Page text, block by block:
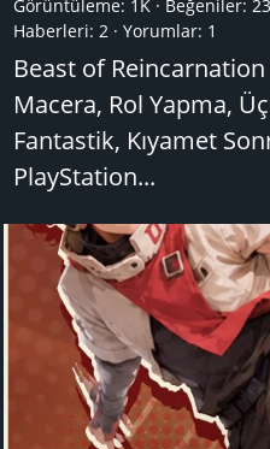
Görüntüleme: 1K Beğeniler: 23
Haberleri: 2 Yorumlar: 1
Beast of
Macera, Rol Yapma,
Fantastik, Kıyamet
PlayStation...